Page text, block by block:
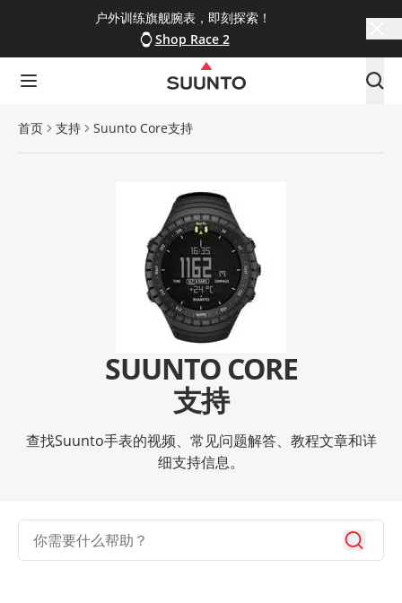
户外训练旗舰腕表，即刻探索！
Shop Race 2
首页 支持 Suunto Core支持
SUUNTO CORE
支持
查找Suunto手表的视频、常见问题解答、教程文章和详
细支持信息。